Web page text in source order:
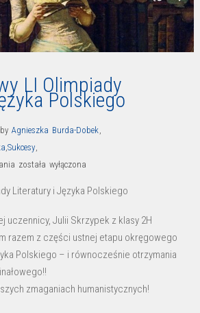
LI Olimpiady
Polskiego
Agnieszka Burda-Dobek
Sukcesy
Etap
Olimpiady
i
Polskiego
została wyłączona
Literatury i Języka Polskiego
uczennicy, Julii Skrzypek z klasy 2H
razem z części ustnej etapu okręgowego
Polskiego – i równocześnie otrzymania
zmaganiach humanistycznych!